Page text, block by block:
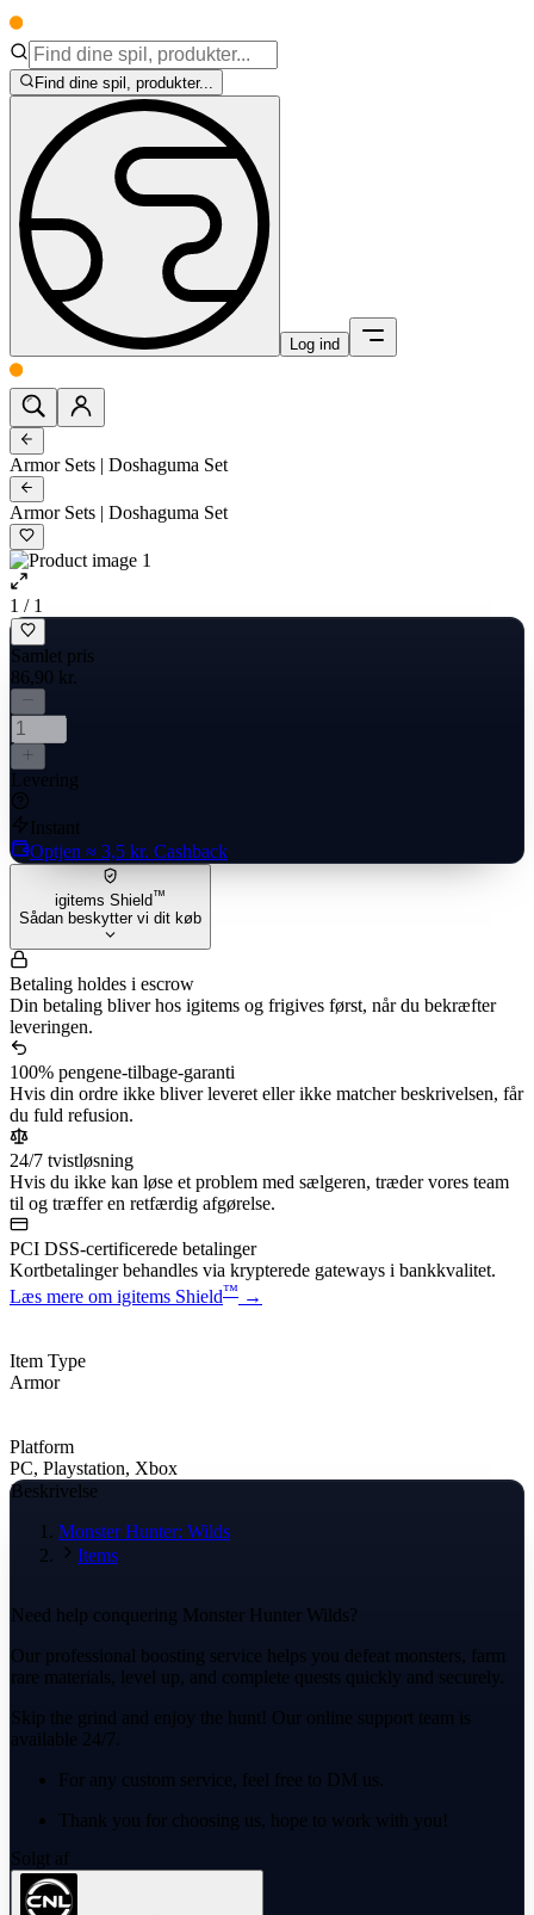
Find dine spil, produkter...
Log ind
Armor Sets | Doshaguma Set
Armor Sets | Doshaguma Set
1 / 1
Samlet pris
86,90 kr.
Levering
Instant
Optjen ≈ 3,5 kr. Cashback
igitems Shield™
Sådan beskytter vi dit køb
Betaling holdes i escrow
Din betaling bliver hos igitems og frigives først, når du bekræfter
leveringen.
100% pengene-tilbage-garanti
Hvis din ordre ikke bliver leveret eller ikke matcher beskrivelsen, får
du fuld refusion.
24/7 tvistløsning
Hvis du ikke kan løse et problem med sælgeren, træder vores team
til og træffer en retfærdig afgørelse.
PCI DSS-certificerede betalinger
Kortbetalinger behandles via krypterede gateways i bankkvalitet.
Læs mere om igitems Shield™ →
Item Type
Armor
Platform
PC, Playstation, Xbox
Beskrivelse
Monster Hunter: Wilds
Items
Need help conquering Monster Hunter Wilds?
Our professional boosting service helps you defeat monsters, farm
rare materials, level up, and complete quests quickly and securely.
Skip the grind and enjoy the hunt! Our online support team is
available 24/7.
For any custom service, feel free to DM us.
Thank you for choosing us, hope to work with you!
Solgt af